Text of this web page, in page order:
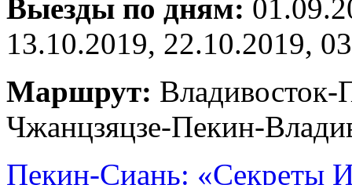
Выезды по дням:
13.10.2019, 22.10.2019,
Маршрут:
Чжанцзяцзе-Пекин-
Пекин-Сиань: «Секреты